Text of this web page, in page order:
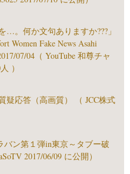
。何か文句ありますか???」
Women Fake News Asahi
07/04（ YouTube 和尊チャ
）
疑応答（高画質） （ JCC株式
バン第１弾in東京～タブー破
2017/06/09 に公開）